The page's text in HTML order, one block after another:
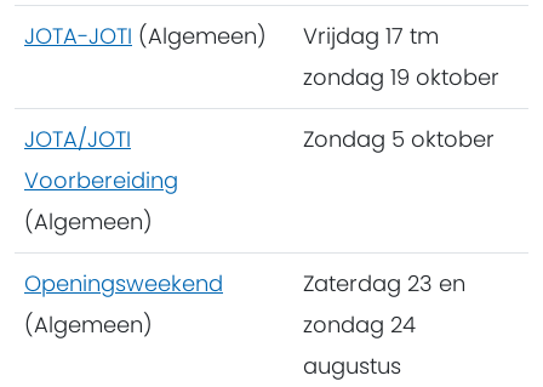
JOTA-JOTI (Algemeen)
Vrijdag 17 tm
zondag 19 oktober
JOTA/JOTI
Voorbereiding
(Algemeen)
Zondag 5 oktober
Openingsweekend
(Algemeen)
Zaterdag 23 en
zondag 24
augustus